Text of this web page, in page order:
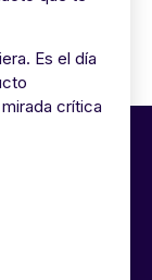
Es el día
crítica